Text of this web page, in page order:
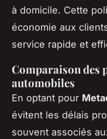
à domicile. Cette
économie aux
service rapide et
Comparaison des
automobiles
En optant pour
évitent les délais
souvent associés